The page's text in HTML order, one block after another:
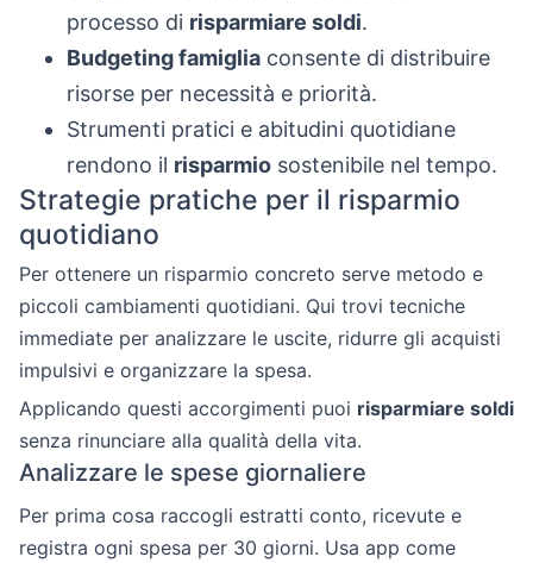
processo di risparmiare soldi.
Budgeting famiglia consente di distribuire
risorse per necessità e priorità.
Strumenti pratici e abitudini quotidiane
rendono il risparmio sostenibile nel tempo.
Strategie pratiche per il risparmio
quotidiano
Per ottenere un risparmio concreto serve metodo e
piccoli cambiamenti quotidiani. Qui trovi tecniche
immediate per analizzare le uscite, ridurre gli acquisti
impulsivi e organizzare la spesa.
Applicando questi accorgimenti puoi risparmiare soldi
senza rinunciare alla qualità della vita.
Analizzare le spese giornaliere
Per prima cosa raccogli estratti conto, ricevute e
registra ogni spesa per 30 giorni. Usa app come